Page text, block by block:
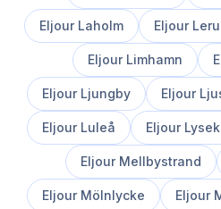
Eljour Laholm Eljour
Eljour Limhamn
Eljour Ljungby Eljour
Eljour Luleå Eljour
Eljour Mellbystrand
Eljour Mölnlycke Eljour